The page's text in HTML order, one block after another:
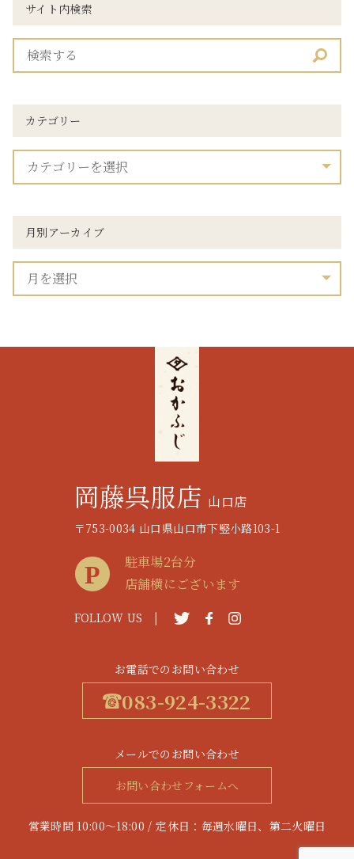
サイト内検索
カテゴリー
月別アーカイブ
岡藤呉服店 山口店
〒753-0034 山口県山口市下竪小路103-1
駐車場2台分
店舗横にございます
FOLLOW US |
お電話でのお問い合わせ
083-924-3322
メールでのお問い合わせ
お問い合わせフォームへ
営業時間 10:00～18:00 / 定休日：毎週水曜日、第二火曜日